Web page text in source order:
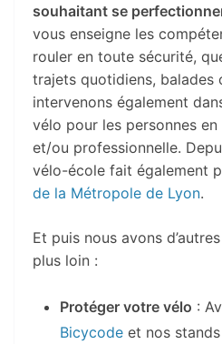
souhaitant se
vous enseigne les
rouler en toute sécurité,
trajets quotidiens, balades
intervenons également
vélo pour les personnes
et/ou professionnelle.
vélo-école fait également
de la Métropole de Lyon.
Et puis nous avons
plus loin :
Protéger votre vélo :
Bicycode et nos